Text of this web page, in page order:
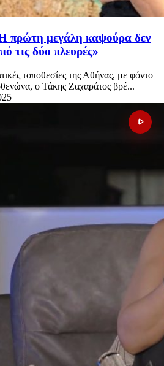
πρώτη μεγάλη καψούρα δεν
τις δύο πλευρές»
τοποθεσίες της Αθήνας, με φόντο
ο Τάκης Ζαχαράτος βρέ...